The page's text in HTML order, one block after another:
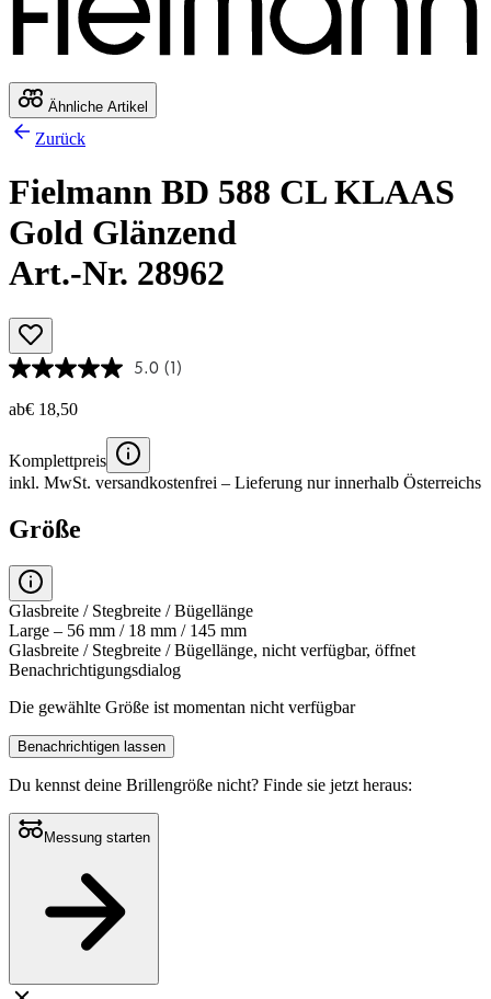
Ähnliche Artikel
Zurück
Fielmann BD 588 CL KLAAS
Gold Glänzend
Art.-Nr. 28962
5.0 (1)
ab€ 18,50
Komplettpreis
inkl. MwSt. versandkostenfrei – Lieferung nur innerhalb Österreichs
Größe
Glasbreite / Stegbreite / Bügellänge
Large – 56 mm / 18 mm / 145 mm
Glasbreite / Stegbreite / Bügellänge, nicht verfügbar, öffnet
Benachrichtigungsdialog
Die gewählte Größe ist momentan nicht verfügbar
Benachrichtigen lassen
Du kennst deine Brillengröße nicht? Finde sie jetzt heraus:
Messung starten